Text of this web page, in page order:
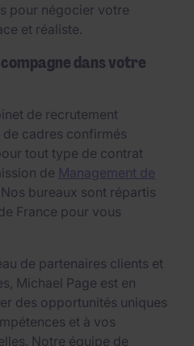
pour négocier votre
et réaliste.
dans votre
de recrutement
cadres confirmés
tout type de contrat
de Management de
bureaux sont répartis
France pour vous
de partenaires clients et
Michael Page est en
des opportunités uniques
et à vos
Notre équipe de